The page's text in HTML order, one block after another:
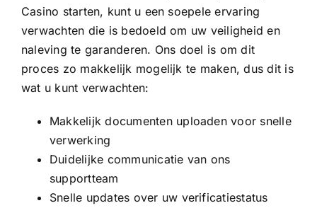
Casino starten, kunt u een soepele ervaring
verwachten die is bedoeld om uw veiligheid en
naleving te garanderen. Ons doel is om dit
proces zo makkelijk mogelijk te maken, dus dit is
wat u kunt verwachten:
Makkelijk documenten uploaden voor snelle
verwerking
Duidelijke communicatie van ons
supportteam
Snelle updates over uw verificatiestatus